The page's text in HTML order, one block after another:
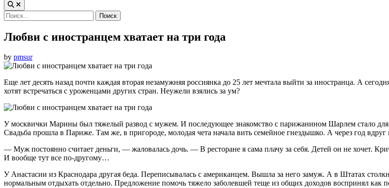
Найти:
Любви с иностранцем хватает на три года
by pmsur
Еще лет десять назад почти каждая вторая незамужняя россиянка до 25 лет мечтала выйти за иностранца. А
хотят встречаться с уроженцами других стран. Неужели взялись за ум?
У москвички Марины был тяжелый развод с мужем. И последующее знакомство с парижанином Шарлем стало
Свадьба прошла в Париже. Там же, в пригороде, молодая чета начала вить семейное гнездышко. А через год
— Муж постоянно считает деньги, — жаловалась дочь. — В ресторане я сама плачу за себя. Детей он не хочет.
И вообще тут все по-другому…
У Анастасии из Краснодара другая беда. Переписывалась с американцем. Вышла за него замуж. А в Штатах
нормальным отдыхать отдельно. Предложение помочь тяжело заболевшей теще из общих доходов воспринял как